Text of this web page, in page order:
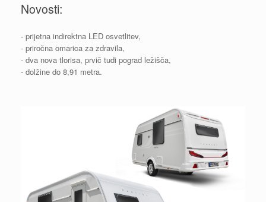
Novosti:
- prijetna indirektna LED osvetlitev,
- priročna omarica za zdravila,
- dva nova tlorisa, prvič tudi pograd ležišča,
- dolžine do 8,91 metra.